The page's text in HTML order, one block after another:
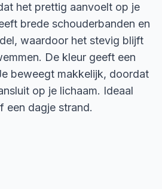
het prettig aanvoelt op je
brede schouderbanden en
waardoor het stevig blijft
De kleur geeft een
beweegt makkelijk, doordat
op je lichaam. Ideaal
een dagje strand.